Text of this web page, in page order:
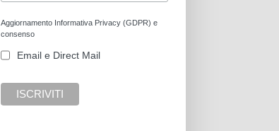
Aggiornamento Informativa Privacy (GDPR) e
consenso
Email e Direct Mail